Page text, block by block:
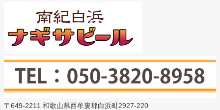
〒649-2211 和歌山県西牟婁郡白浜町2927-220